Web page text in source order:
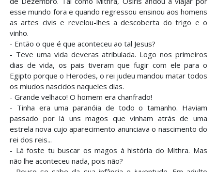
esse mundo fora e quando regressou ensinou aos homens
as artes civis e revelou-lhes a descoberta do trigo e o
vinho.
- Então o que é que aconteceu ao tal Jesus?
- Teve uma vida deveras atribulada. Logo nos primeiros
dias de vida, os pais tiveram que fugir com ele para o
Egipto porque o Herodes, o rei judeu mandou matar todos
os miudos nascidos naqueles dias.
- Grande velhaco! O homem era chanfrado!
- Tinha era uma paranóia de todo o tamanho. Haviam
passado por lá uns magos que vinham atrás de uma
estrela nova cujo aparecimento anunciava o nascimento do
rei dos reis...
- Lá foste tu buscar os magos à história do Mithra. Mas
não lhe aconteceu nada, pois não?